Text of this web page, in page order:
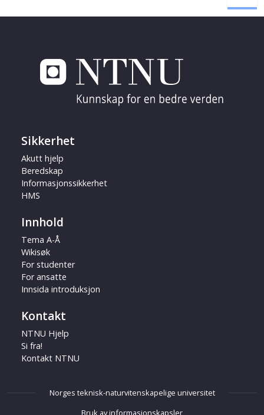
Sikkerhet
Akutt hjelp
Beredskap
Informasjonssikkerhet
HMS
Innhold
Tema A-Å
Wikisøk
For studenter
For ansatte
Innsida introduksjon
Kontakt
NTNU Hjelp
Si fra!
Kontakt NTNU
Norges teknisk-naturvitenskapelige universitet